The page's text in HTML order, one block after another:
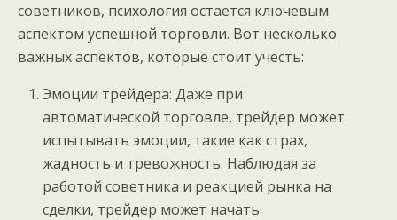
советников, психология остается ключевым
аспектом успешной торговли. Вот несколько
важных аспектов, которые стоит учесть:
Эмоции трейдера: Даже при
автоматической торговле, трейдер может
испытывать эмоции, такие как страх,
жадность и тревожность. Наблюдая за
работой советника и реакцией рынка на
сделки, трейдер может начать